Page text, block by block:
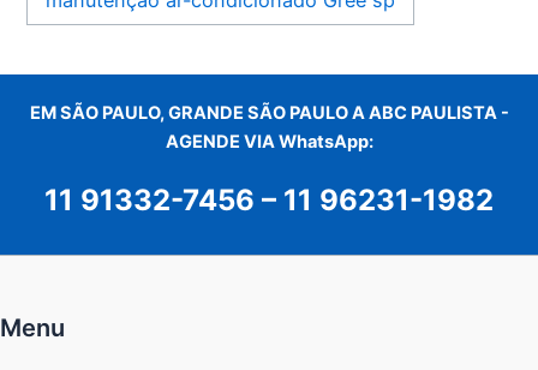
EM SÃO PAULO, GRANDE SÃO PAULO A ABC PAULISTA -
AGENDE VIA WhatsApp:
11 91332-7456 – 11 96231-1982
Menu